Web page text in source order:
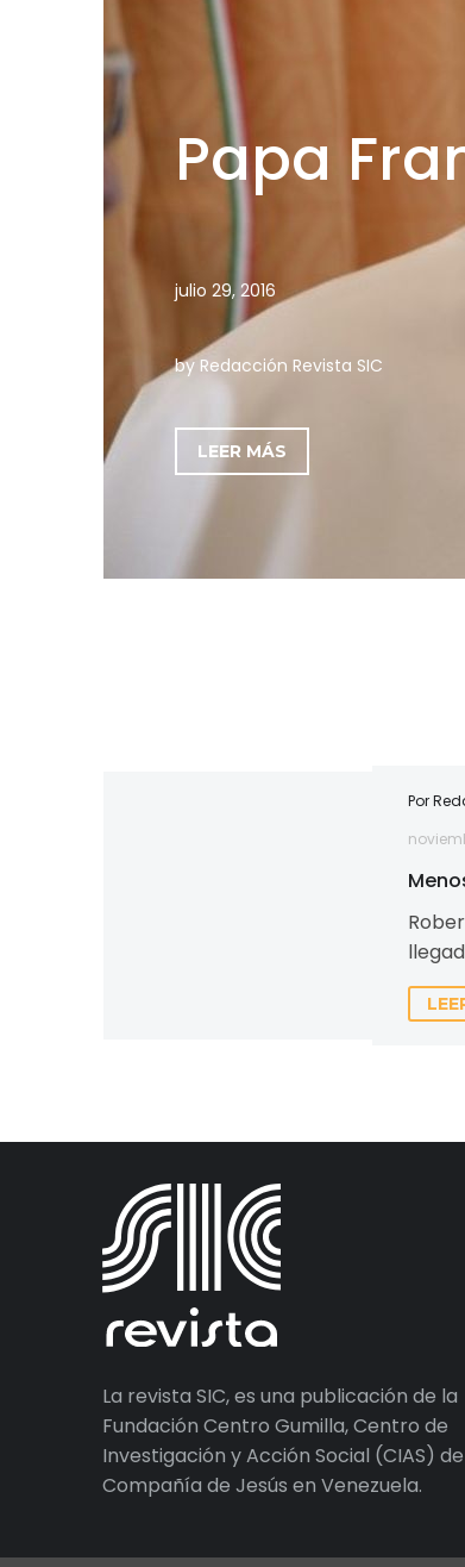
Papa
julio 29, 2016
by Redacción Revista SIC
LEER MÁS
Por
que
La revista SIC, es una publicación de la
Fundación Centro Gumilla, Centro de
Investigación y Acción Social (CIAS)
Compañía de Jesús en Venezuela.